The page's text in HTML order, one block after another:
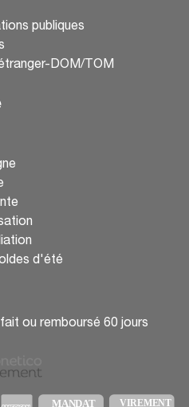
publiques
DOM/TOM
d'été
ou remboursé 60 jours